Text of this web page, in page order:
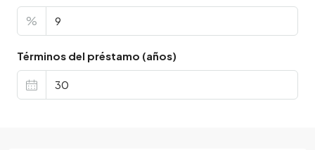
%
Términos del préstamo (años)